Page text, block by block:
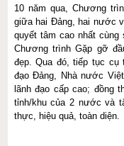
10 năm qua, Chương
giữa hai Đảng, hai nước
quyết tâm cao nhất cùng
Chương trình Gặp gỡ
đẹp. Qua đó, tiếp tục cụ
đạo Đảng, Nhà nước
lãnh đạo cấp cao; đồng
tỉnh/khu của 2 nước và
thực, hiệu quả, toàn diện.